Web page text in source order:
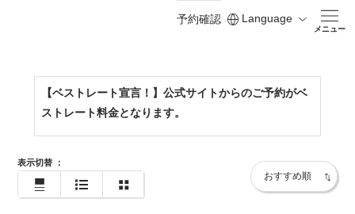
予約確認 Language
メニュー
https://www.shodoshima-kh.jp/
【ベストレート宣言！】公式サイトからのご予約がベ
ストレート料金となります。
表示切替 ：